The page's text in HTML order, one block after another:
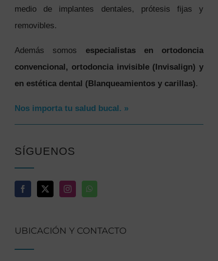
medio de implantes dentales, prótesis fijas y
removibles.
Además somos especialistas en ortodoncia
convencional, ortodoncia invisible (Invisalign) y
en estética dental (Blanqueamientos y carillas).
Nos importa tu salud bucal. »
SÍGUENOS
UBICACIÓN Y CONTACTO